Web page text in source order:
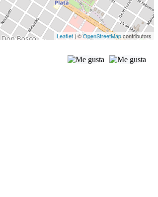
Leaflet | ©OpenStreetMapcontributors